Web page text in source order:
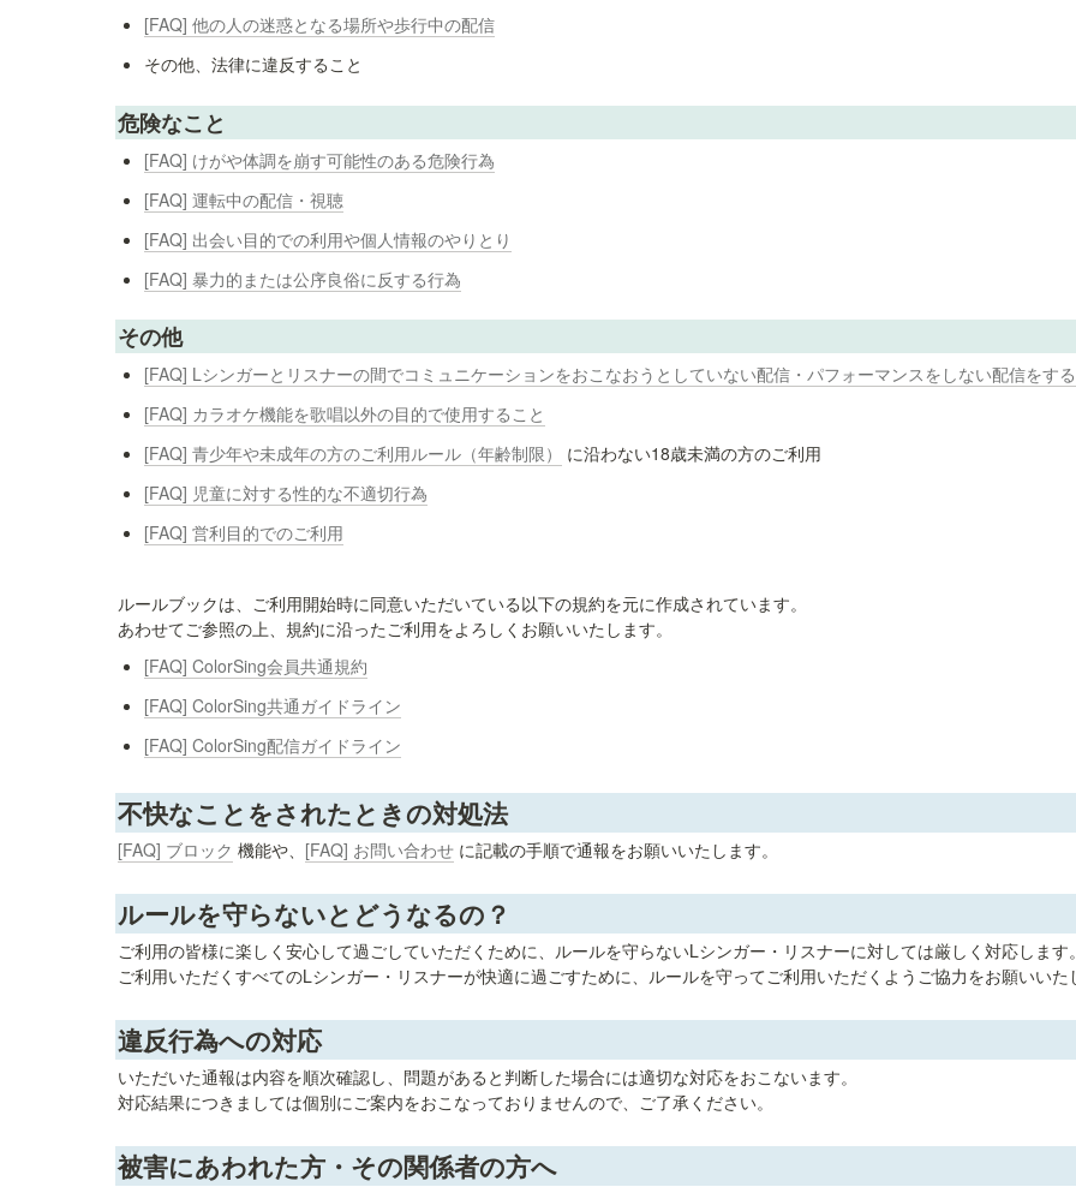
[FAQ] 他の人の迷惑となる場所や歩行中の配信
その他、法律に違反すること
危険なこと
[FAQ] けがや体調を崩す可能性のある危険行為
[FAQ] 運転中の配信・視聴
[FAQ] 出会い目的での利用や個人情報のやりとり
[FAQ] 暴力的または公序良俗に反する行為
その他
[FAQ] Lシンガーとリスナーの間でコミュニケーションをおこなおうとしていない配信・パフォーマンスをしない配信をす
[FAQ] カラオケ機能を歌唱以外の目的で使用すること
[FAQ] 青少年や未成年の方のご利用ルール（年齢制限）
に沿わない18歳未満の方のご利用
[FAQ] 児童に対する性的な不適切行為
[FAQ] 営利目的でのご利用
ルールブックは、ご利用開始時に同意いただいている以下の規約を元に作成されています。
あわせてご参照の上、規約に沿ったご利用をよろしくお願いいたします。
[FAQ] ColorSing会員共通規約
[FAQ] ColorSing共通ガイドライン
[FAQ] ColorSing配信ガイドライン
不快なことをされたときの対処法
[FAQ] ブロック 機能や、 [FAQ] お問い合わせ に記載の手順で通報をお願いいたします。
ルールを守らないとどうなるの？
ご利用の皆様に楽しく安心して過ごしていただくために、ルールを守らないLシンガー・リスナーに対しては厳しく対応します
ご利用いただくすべてのLシンガー・リスナーが快適に過ごすために、ルールを守ってご利用いただくようご協力をお願いいた
違反行為への対応
いただいた通報は内容を順次確認し、問題があると判断した場合には適切な対応をおこないます。
対応結果につきましては個別にご案内をおこなっておりませんので、ご了承ください。
被害にあわれた方・その関係者の方へ